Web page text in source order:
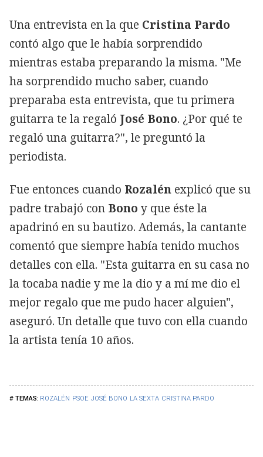
ROZALÉN PSOE JOSÉ BONO LA SEXTA CRISTINA PARDO
Una entrevista en la que Cristina Pardo
contó algo que le había sorprendido
mientras estaba preparando la misma. "Me
ha sorprendido mucho saber, cuando
preparaba esta entrevista, que tu primera
guitarra te la regaló José Bono. ¿Por qué te
regaló una guitarra?", le preguntó la
periodista.
Fue entonces cuando Rozalén explicó que su
padre trabajó con Bono y que éste la
apadrinó en su bautizo. Además, la cantante
comentó que siempre había tenido muchos
detalles con ella. "Esta guitarra en su casa no
la tocaba nadie y me la dio y a mí me dio el
mejor regalo que me pudo hacer alguien",
aseguró. Un detalle que tuvo con ella cuando
la artista tenía 10 años.